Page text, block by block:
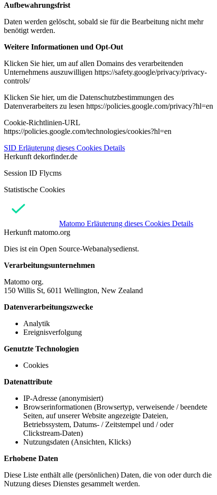
Aufbewahrungsfrist
Daten werden gelöscht, sobald sie für die Bearbeitung nicht mehr
benötigt werden.
Weitere Informationen und Opt-Out
Klicken Sie hier, um auf allen Domains des verarbeitenden
Unternehmens auszuwilligen https://safety.google/privacy/privacy-
controls/
Klicken Sie hier, um die Datenschutzbestimmungen des
Datenverarbeiters zu lesen https://policies.google.com/privacy?hl=en
Cookie-Richtlinien-URL
https://policies.google.com/technologies/cookies?hl=en
SID Erläuterung dieses Cookies Details
Herkunft dekorfinder.de
Session ID Flycms
Statistische Cookies
Matomo Erläuterung dieses Cookies Details
Herkunft matomo.org
Dies ist ein Open Source-Webanalysedienst.
Verarbeitungsunternehmen
Matomo org.
150 Willis St, 6011 Wellington, New Zealand
Datenverarbeitungszwecke
Analytik
Ereignisverfolgung
Genutzte Technologien
Cookies
Datenattribute
IP-Adresse (anonymisiert)
Browserinformationen (Browsertyp, verweisende / beendete
Seiten, auf unserer Website angezeigte Dateien,
Betriebssystem, Datums- / Zeitstempel und / oder
Clickstream-Daten)
Nutzungsdaten (Ansichten, Klicks)
Erhobene Daten
Diese Liste enthält alle (persönlichen) Daten, die von oder durch die
Nutzung dieses Dienstes gesammelt werden.